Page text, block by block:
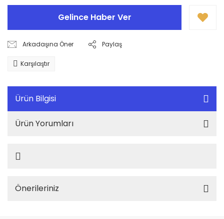
Gelince Haber Ver
Arkadaşına Öner Paylaş
Karşılaştır
Ürün Bilgisi
Ürün Yorumları
Önerileriniz